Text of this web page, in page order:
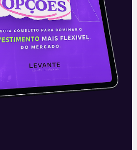
em debate
principal de Brasília
sobre a questão dos